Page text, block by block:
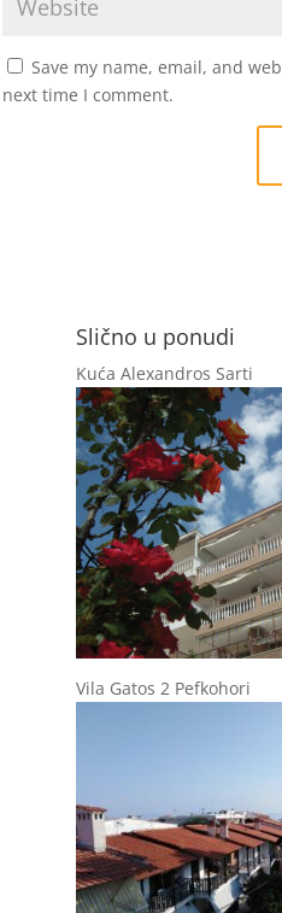
Save my name, email, and
next time I comment.
Slično u ponudi
Kuća Alexandros Sarti
Vila Gatos 2 Pefkohori